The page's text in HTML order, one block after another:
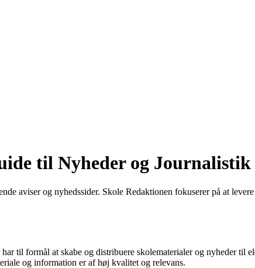
til Nyheder og Journalistik
aviser og nyhedssider. Skole Redaktionen fokuserer på at
til formål at skabe og distribuere skolematerialer og nyheder til
og information er af høj kvalitet og relevans.